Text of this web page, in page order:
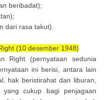
beribadat);
dari rasa takut).
(10 desember 1948)
Right (pernyataan sedunia
ini berisi, antara lain
hak beristirahat dan liburan,
cukup bagi penjagaan